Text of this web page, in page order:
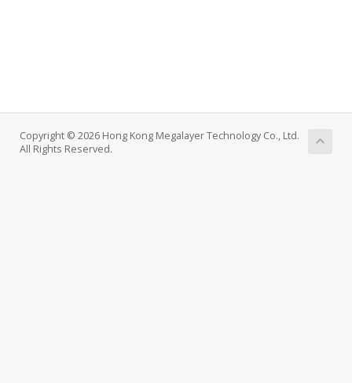
Copyright © 2026 Hong Kong Megalayer Technology Co., Ltd.
All Rights Reserved.